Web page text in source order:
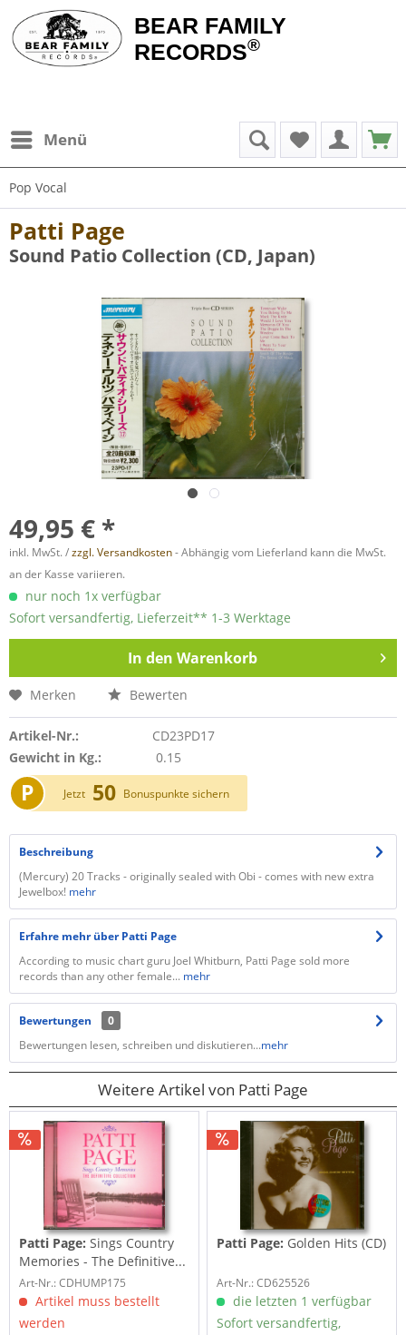
BEAR FAMILY
RECORDS®
Menü
Pop Vocal
Patti Page
Sound Patio Collection (CD, Japan)
49,95 € *
inkl. MwSt. /zzgl. Versandkosten- Abhängig vom Lieferland kann die MwSt.
an der Kasse variieren.
nur noch 1x verfügbar
Sofort versandfertig, Lieferzeit** 1-3 Werktage
In den Warenkorb
Merken Bewerten
Artikel-Nr.:
CD23PD17
Gewicht in Kg.:
0.15
P Jetzt 50 Bonuspunkte sichern
Beschreibung
(Mercury) 20 Tracks - originally sealed with Obi - comes with new extra
Jewelbox! mehr
Erfahre mehr über Patti Page
According to music chart guru Joel Whitburn, Patti Page sold more
records than any other female... mehr
Bewertungen
0
Bewertungen lesen, schreiben und diskutieren...mehr
Weitere Artikel von Patti Page
Patti Page: Sings Country
Memories - The Definitive...
Art-Nr.: CDHUMP175
Artikel muss bestellt
werden
Patti Page: Golden Hits (CD)
Art-Nr.: CD625526
die letzten 1 verfügbar
Sofort versandfertig,